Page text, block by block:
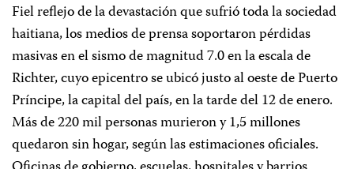
Fiel reflejo de la devastación que sufrió toda la sociedad
haitiana, los medios de prensa soportaron pérdidas
masivas en el sismo de magnitud 7.0 en la escala de
Richter, cuyo epicentro se ubicó justo al oeste de Puerto
Príncipe, la capital del país, en la tarde del 12 de enero.
Más de 220 mil personas murieron y 1,5 millones
quedaron sin hogar, según las estimaciones oficiales.